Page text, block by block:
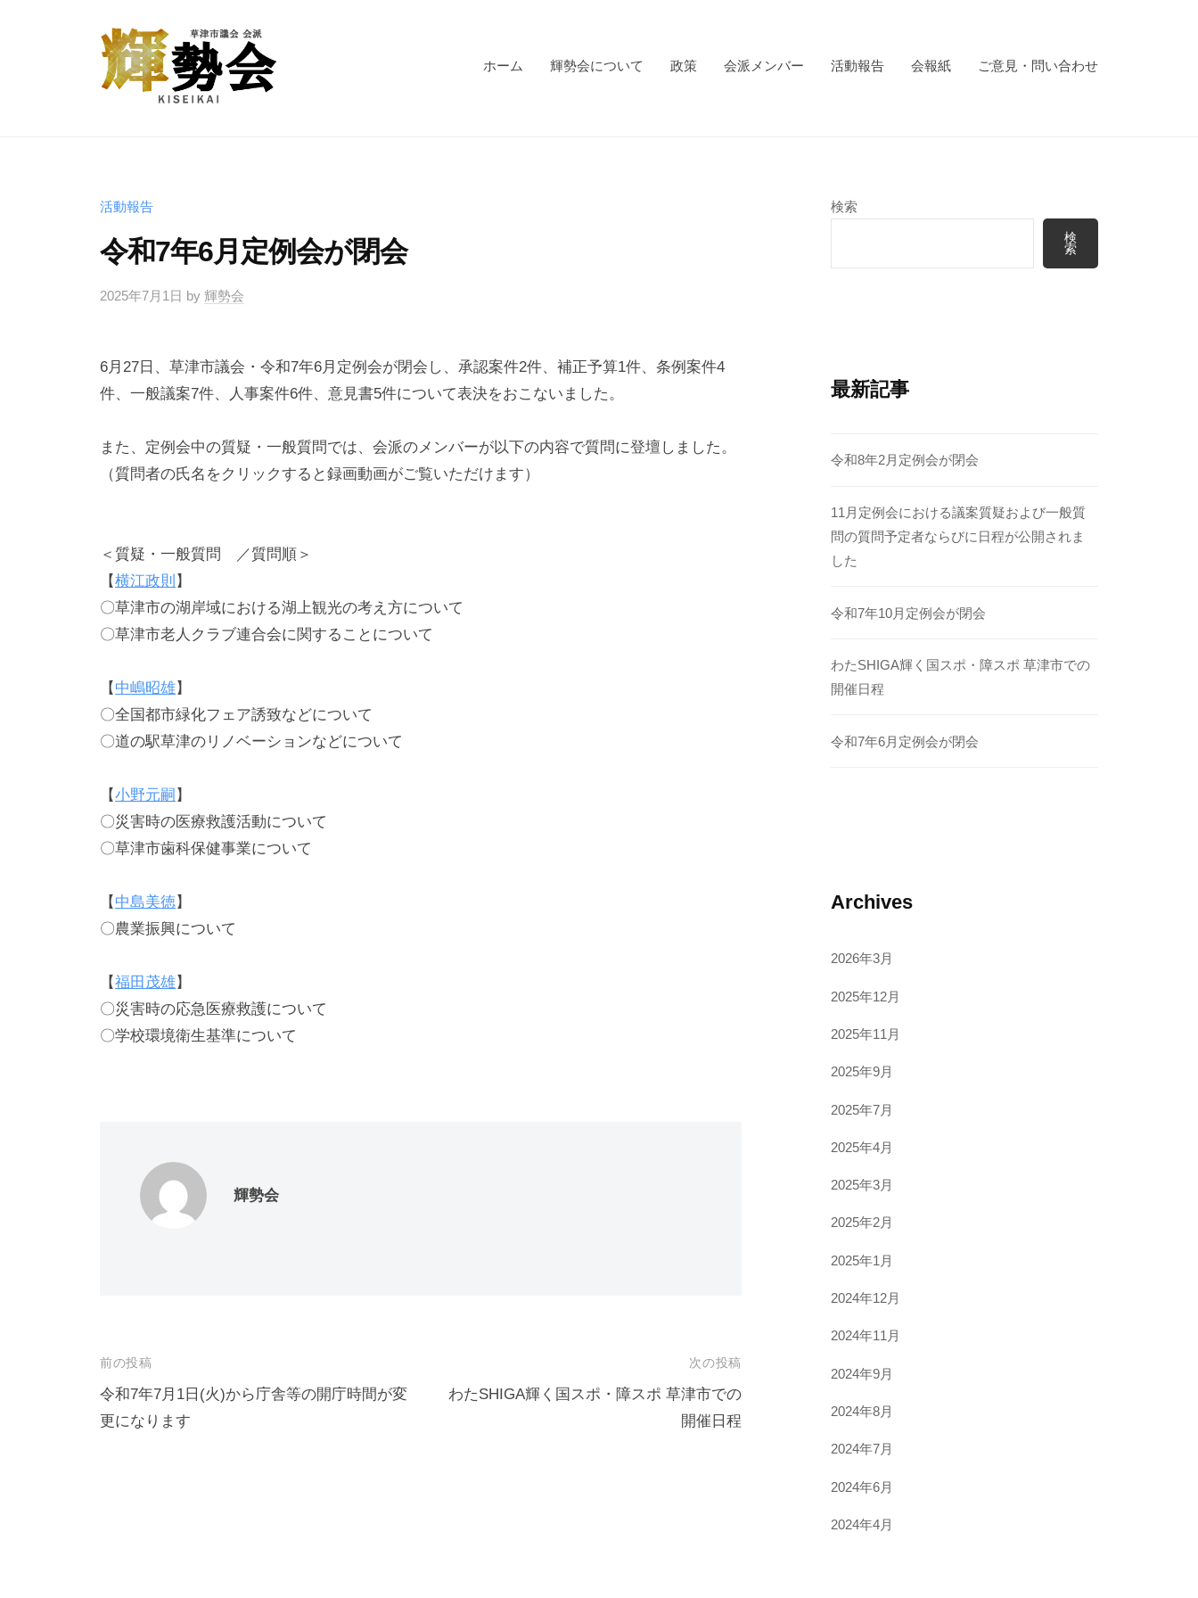
議
会
会
派
勢
会
い
来
共
く
、
続
可
ま
ち
づ
く
へ
の
挑
ホーム 輝勢会について 政策 会派メンバー 活動報告 会報紙 ご意見・問い合わせ
活動報告
令和7年6月定例会が閉会
2025年7月1日 by 輝勢会
6月27日、草津市議会・令和7年6月定例会が閉会し、承認案件2件、補正予算1件、条例案件4
件、一般議案7件、人事案件6件、意見書5件について表決をおこないました。
また、定例会中の質疑・一般質問では、会派のメンバーが以下の内容で質問に登壇しました。
（質問者の氏名をクリックすると録画動画がご覧いただけます）
＜質疑・一般質問 ／質問順＞
【横江政則 】
〇草津市の湖岸域における湖上観光の考え方について
〇草津市老人クラブ連合会に関することについて
【 中嶋昭雄】
〇全国都市緑化フェア誘致などについて
〇道の駅草津のリノベーションなどについて
【小野元嗣 】
〇災害時の医療救護活動について
〇草津市歯科保健事業について
【 中島美徳】
〇農業振興について
【福田茂雄】
〇災害時の応急医療救護について
〇学校環境衛生基準について
輝勢会
投
稿
ナ
前の投稿
令和7年7月1日(火)から庁舎等の開庁時間が変
更になります
次の投稿
わたSHIGA輝く国スポ・障スポ 草津市での
開催日程
検索
検
索
最新記事
令和8年2月定例会が閉会
11月定例会における議案質疑および一般質
問の質問予定者ならびに日程が公開されま
した
令和7年10月定例会が閉会
わたSHIGA輝く国スポ・障スポ 草津市での
開催日程
令和7年6月定例会が閉会
Archives
2026年3月
2025年12月
2025年11月
2025年9月
2025年7月
2025年4月
2025年3月
2025年2月
2025年1月
2024年12月
2024年11月
2024年9月
2024年8月
2024年7月
2024年6月
2024年4月
市
議
勢